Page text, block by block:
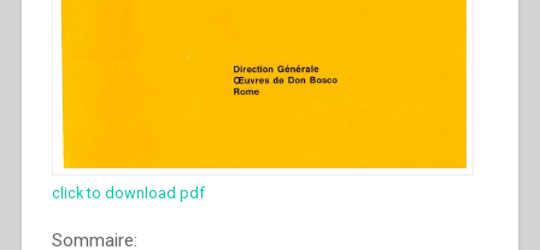
click to download pdf
Sommaire: